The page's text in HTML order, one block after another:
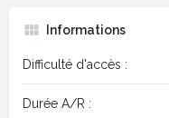
Informations
Difficulté d'accès :
Durée A/R :